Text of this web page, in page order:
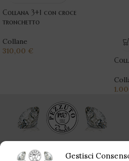
Gestisci
Collana 3+1 con croce
tronchetto
Collane
310,00 €
Ogni singolo gioiello acquistato da